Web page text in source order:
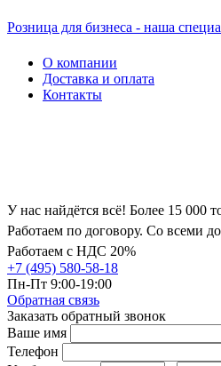
Розница для бизнеса - наша
О компании
Доставка и оплата
Контакты
У нас найдётся всё! Более 15 000
Работаем по договору. Со всеми
Работаем с НДС 20%
+7 (495) 580-58-18
Пн-Пт 9:00-19:00
Обратная связь
Заказать обратный звонок
Ваше имя
Телефон